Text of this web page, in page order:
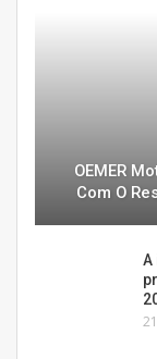
OEMER
Com O
A